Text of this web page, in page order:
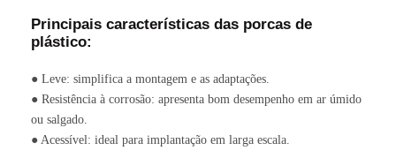
Principais características das porcas de
plástico:
● Leve: simplifica a montagem e as adaptações.
● Resistência à corrosão: apresenta bom desempenho em ar úmido
ou salgado.
● Acessível: ideal para implantação em larga escala.